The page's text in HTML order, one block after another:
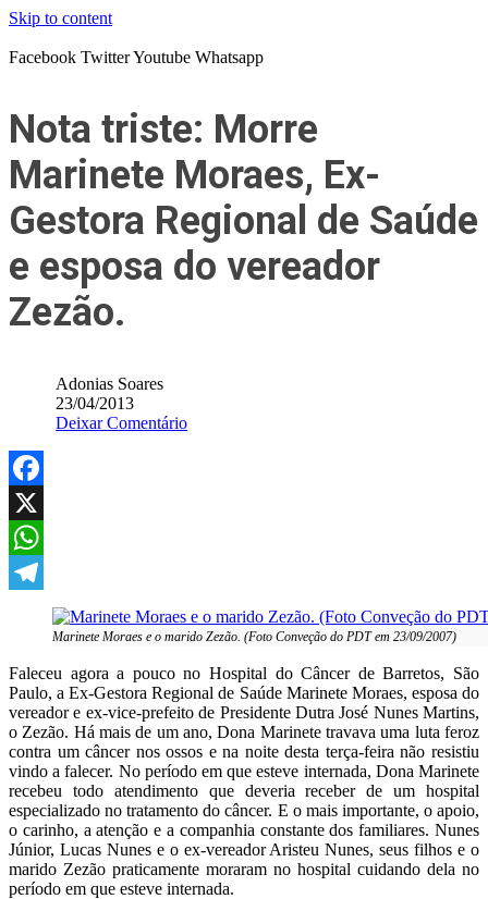
Skip to content
Facebook TwitterYoutube Whatsapp
Nota triste: Morre
Marinete Moraes, Ex-
Gestora Regional de Saúde
e esposa do vereador
Zezão.
Adonias Soares
23/04/2013
Deixar Comentário
Facebook
X
WhatsApp
Telegram
Marinete Moraes e o marido Zezão. (Foto Conveção do PDT em 23/09/2007)
Faleceu agora a pouco no Hospital do Câncer de Barretos, São
Paulo, a Ex-Gestora Regional de Saúde Marinete Moraes, esposa do
vereador e ex-vice-prefeito de Presidente Dutra José Nunes Martins,
o Zezão. Há mais de um ano, Dona Marinete travava uma luta feroz
contra um câncer nos ossos e na noite desta terça-feira não resistiu
vindo a falecer. No período em que esteve internada, Dona Marinete
recebeu todo atendimento que deveria receber de um hospital
especializado no tratamento do câncer. E o mais importante, o apoio,
o carinho, a atenção e a companhia constante dos familiares. Nunes
Júnior, Lucas Nunes e o ex-vereador Aristeu Nunes, seus filhos e o
marido Zezão praticamente moraram no hospital cuidando dela no
período em que esteve internada.